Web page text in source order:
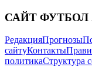
САЙТ ФУТБОЛ
РедакцияПрогнозы
сайтуКонтакты
политикаСтруктура